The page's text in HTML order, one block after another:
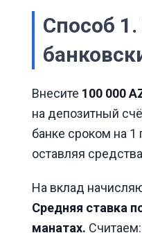
Способ
Внесите 100 000
на депозитный
банке сроком на
оставляя
На вклад
Средняя ставка
манатах. Считаем: